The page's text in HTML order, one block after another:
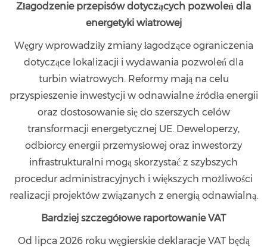
Złagodzenie przepisów dotyczących pozwoleń dla
energetyki wiatrowej
Węgry wprowadziły zmiany łagodzące ograniczenia
dotyczące lokalizacji i wydawania pozwoleń dla
turbin wiatrowych. Reformy mają na celu
przyspieszenie inwestycji w odnawialne źródła energii
oraz dostosowanie się do szerszych celów
transformacji energetycznej UE. Deweloperzy,
odbiorcy energii przemysłowej oraz inwestorzy
infrastrukturalni mogą skorzystać z szybszych
procedur administracyjnych i większych możliwości
realizacji projektów związanych z energią odnawialną.
Bardziej szczegółowe raportowanie VAT
Od lipca 2026 roku węgierskie deklaracje VAT będą